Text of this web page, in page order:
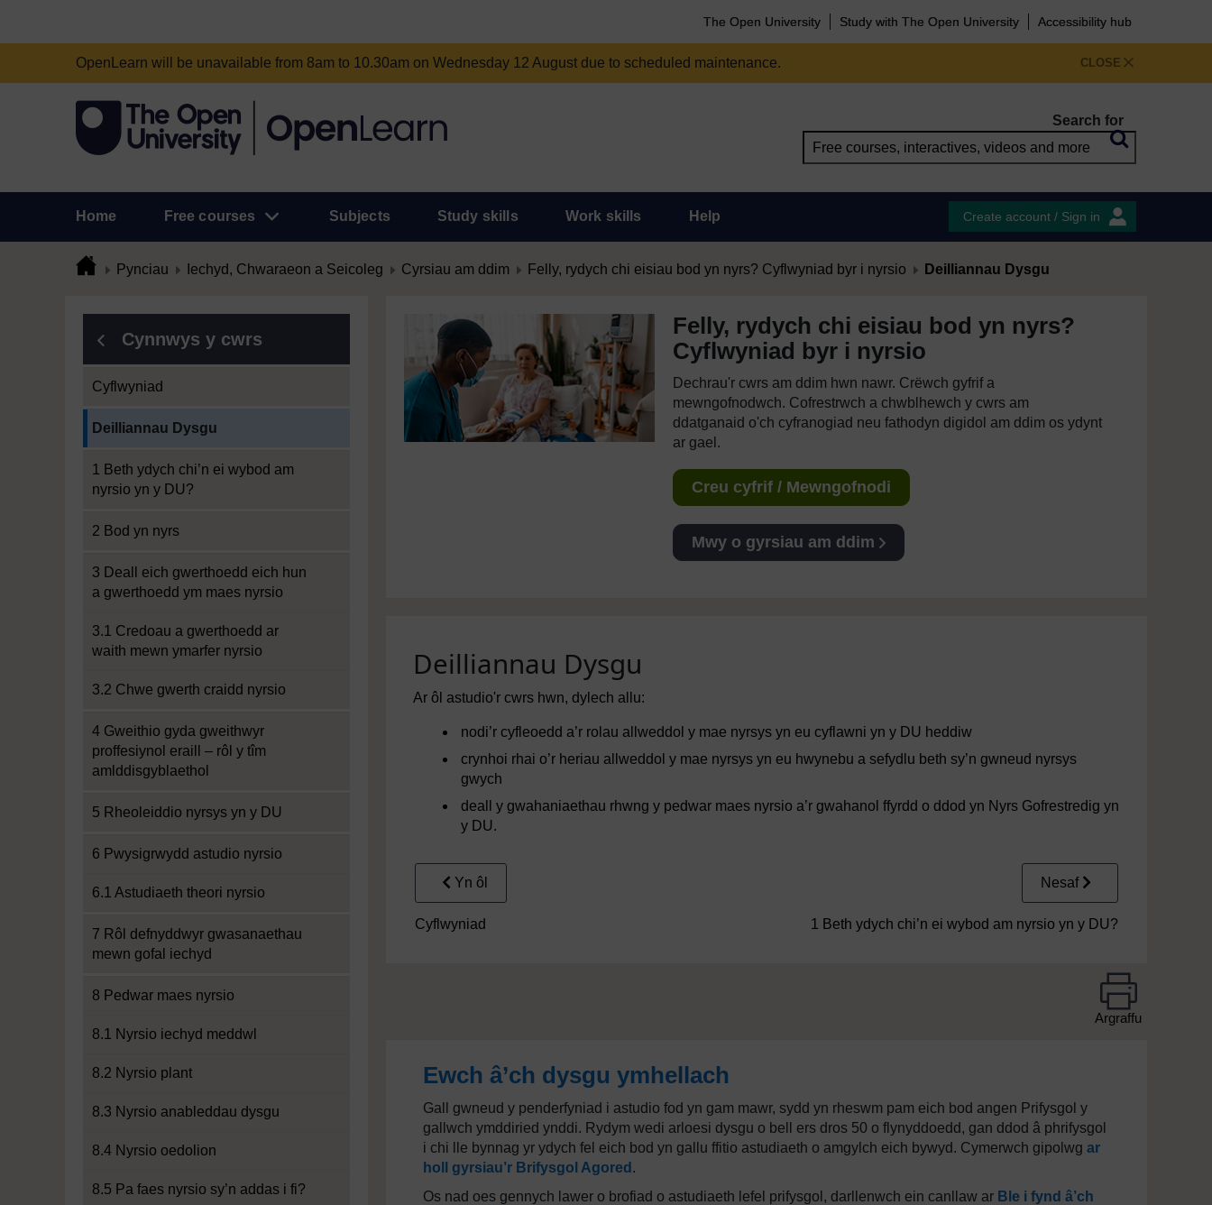
The Open University Study with The Open University Accessibility hub
CLOSE
OpenLearn will be unavailable from 8am to 10.30am on Wednesday 12 August due to scheduled maintenance.
Search for
Home Free courses Subjects Study skills Work skills Help Create account / Sign in
Pynciau Iechyd, Chwaraeon a Seicoleg Cyrsiau am ddim Felly, rydych chi eisiau bod yn nyrs? Cyflwyniad byr i nyrsio Deilliannau Dysgu
Cynnwys y cwrs
Cyflwyniad
Deilliannau Dysgu
1 Beth ydych chi’n ei wybod am
nyrsio yn y DU?
2 Bod yn nyrs
3 Deall eich gwerthoedd eich hun
a gwerthoedd ym maes nyrsio
3.1 Credoau a gwerthoedd ar
waith mewn ymarfer nyrsio
3.2 Chwe gwerth craidd nyrsio
4 Gweithio gyda gweithwyr
proffesiynol eraill – rôl y tîm
amlddisgyblaethol
5 Rheoleiddio nyrsys yn y DU
6 Pwysigrwydd astudio nyrsio
6.1 Astudiaeth theori nyrsio
7 Rôl defnyddwyr gwasanaethau
mewn gofal iechyd
8 Pedwar maes nyrsio
8.1 Nyrsio iechyd meddwl
8.2 Nyrsio plant
8.3 Nyrsio anableddau dysgu
8.4 Nyrsio oedolion
8.5 Pa faes nyrsio sy’n addas i fi?
Felly, rydych chi eisiau bod yn nyrs?
Cyflwyniad byr i nyrsio
Dechrau'r cwrs am ddim hwn nawr. Crëwch gyfrif a
mewngofnodwch. Cofrestrwch a chwblhewch y cwrs am
ddatganaid o'ch cyfranogiad neu fathodyn digidol am ddim os ydynt
ar gael.
Creu cyfrif / Mewngofnodi
Mwy o gyrsiau am ddim
Deilliannau Dysgu
Ar ôl astudio'r cwrs hwn, dylech allu:
nodi’r cyfleoedd a’r rolau allweddol y mae nyrsys yn eu cyflawni yn y DU heddiw
crynhoi rhai o’r heriau allweddol y mae nyrsys yn eu hwynebu a sefydlu beth sy’n gwneud nyrsys
gwych
deall y gwahaniaethau rhwng y pedwar maes nyrsio a’r gwahanol ffyrdd o ddod yn Nyrs Gofrestredig yn
y DU.
Yn ôl
Cyflwyniad
Nesaf
1 Beth ydych chi’n ei wybod am nyrsio yn y DU?
Argraffu
Ewch â’ch dysgu ymhellach
Gall gwneud y penderfyniad i astudio fod yn gam mawr, sydd yn rheswm pam eich bod angen Prifysgol y
gallwch ymddiried ynddi. Rydym wedi arloesi dysgu o bell ers dros 50 o flynyddoedd, gan ddod â phrifysgol
i chi lle bynnag yr ydych fel eich bod yn gallu ffitio astudiaeth o amgylch eich bywyd. Cymerwch gipolwg ar
holl gyrsiau’r Brifysgol Agored .
Os nad oes gennych lawer o brofiad o astudiaeth lefel prifysgol, darllenwch ein canllaw ar Ble i fynd â’ch